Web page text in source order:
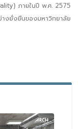
ภายในปี พ.ศ. 2575
างยั่งยืนของมหาวิทยาลัย